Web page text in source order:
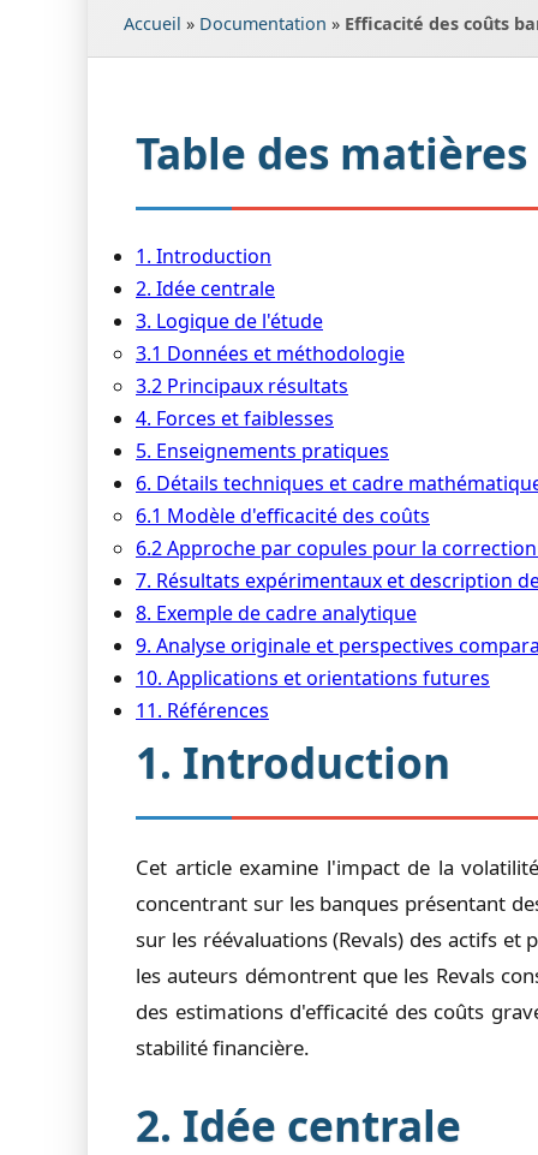
Accueil » Documentation » Efficacité des coûts
Table des matières
1. Introduction
2. Idée centrale
3. Logique de l'étude
3.1 Données et méthodologie
3.2 Principaux résultats
4. Forces et faiblesses
5. Enseignements pratiques
6. Détails techniques et cadre
6.1 Modèle d'efficacité des coûts
6.2 Approche par copules pour la
7. Résultats expérimentaux et description
8. Exemple de cadre analytique
9. Analyse originale et perspectives
10. Applications et orientations futures
11. Références
1. Introduction
Cet article examine l'impact de la
concentrant sur les banques présentant
sur les réévaluations (Revals) des actifs
les auteurs démontrent que les Revals
des estimations d'efficacité des coûts
stabilité financière.
2. Idée centrale